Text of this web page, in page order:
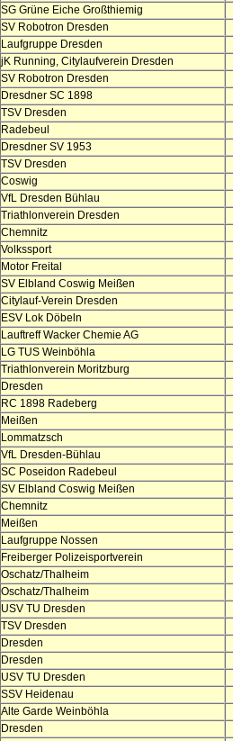
SG Grüne Eiche Großthiemig
SV Robotron Dresden
Laufgruppe Dresden
jK Running, Citylaufverein Dresden
SV Robotron Dresden
Dresdner SC 1898
TSV Dresden
Radebeul
Dresdner SV 1953
TSV Dresden
Coswig
VfL Dresden Bühlau
Triathlonverein Dresden
Chemnitz
Volkssport
Motor Freital
SV Elbland Coswig Meißen
Citylauf-Verein Dresden
ESV Lok Döbeln
Lauftreff Wacker Chemie AG
LG TUS Weinböhla
Triathlonverein Moritzburg
Dresden
RC 1898 Radeberg
Meißen
Lommatzsch
VfL Dresden-Bühlau
SC Poseidon Radebeul
SV Elbland Coswig Meißen
Chemnitz
Meißen
Laufgruppe Nossen
Freiberger Polizeisportverein
Oschatz/Thalheim
Oschatz/Thalheim
USV TU Dresden
TSV Dresden
Dresden
Dresden
USV TU Dresden
SSV Heidenau
Alte Garde Weinböhla
Dresden